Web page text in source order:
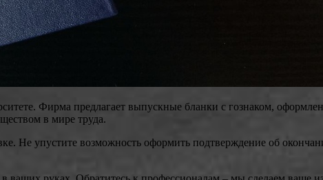
Фирма предлагает выпускные бланки с гознаком,
в мире труда.
Не упустите возможность оформить подтверждение об